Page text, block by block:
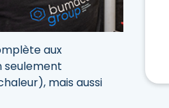
aux
seulement
mais aussi